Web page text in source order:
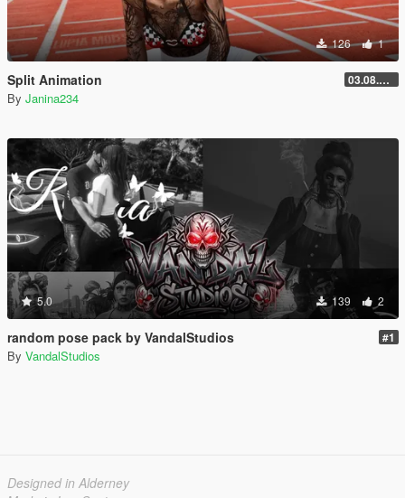
126 1
Split Animation 03.08.2026
By Janina234
5.0 139 2
random pose pack by VandalStudios #1
By VandalStudios
Designed in Alderney